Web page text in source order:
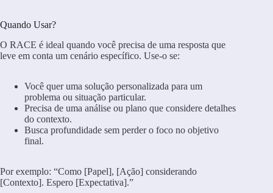
Quando Usar?
O RACE é ideal quando você precisa de uma resposta que
leve em conta um cenário específico. Use-o se:
Você quer uma solução personalizada para um
problema ou situação particular.
Precisa de uma análise ou plano que considere detalhes
do contexto.
Busca profundidade sem perder o foco no objetivo
final.
Por exemplo: “Como [Papel], [Ação] considerando
[Contexto]. Espero [Expectativa].”